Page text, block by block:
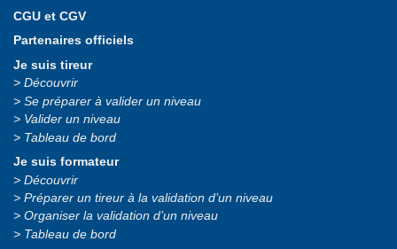
CGU et CGV
Partenaires officiels
Je suis tireur
Découvrir
Se préparer à valider un niveau
Valider un niveau
Tableau de bord
Je suis formateur
Découvrir
Préparer un tireur à la validation d’un niveau
Organiser la validation d’un niveau
Tableau de bord